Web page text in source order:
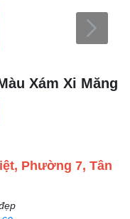
Xám Xi Măng
Phường 7, Tân